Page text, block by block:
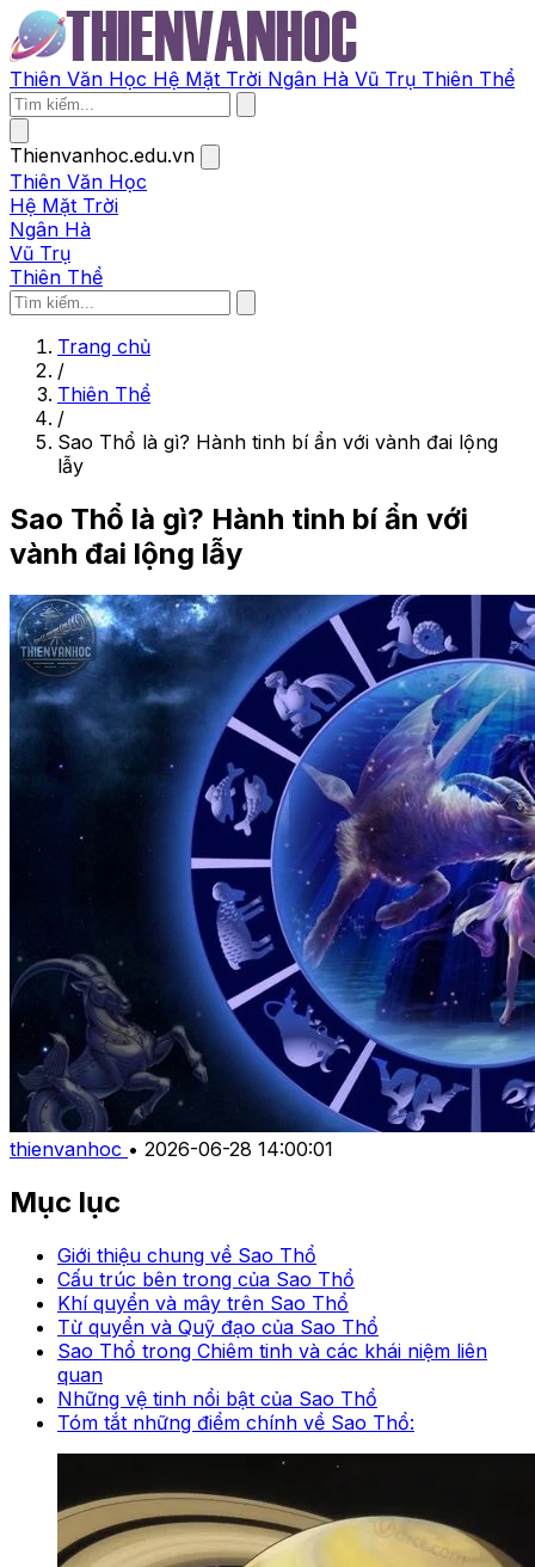
Thiên Văn Học Hệ Mặt Trời Ngân Hà Vũ Trụ Thiên Thể
Thienvanhoc.edu.vn
Thiên Văn Học
Hệ Mặt Trời
Ngân Hà
Vũ Trụ
Thiên Thể
Trang chủ
/
Thiên Thể
/
Sao Thổ là gì? Hành tinh bí ẩn với vành đai lộng
lẫy
Sao Thổ là gì? Hành tinh bí ẩn với
vành đai lộng lẫy
thienvanhoc • 2026-06-28 14:00:01
Mục lục
Giới thiệu chung về Sao Thổ
Cấu trúc bên trong của Sao Thổ
Khí quyển và mây trên Sao Thổ
Từ quyển và Quỹ đạo của Sao Thổ
Sao Thổ trong Chiêm tinh và các khái niệm liên
quan
Những vệ tinh nổi bật của Sao Thổ
Tóm tắt những điểm chính về Sao Thổ: